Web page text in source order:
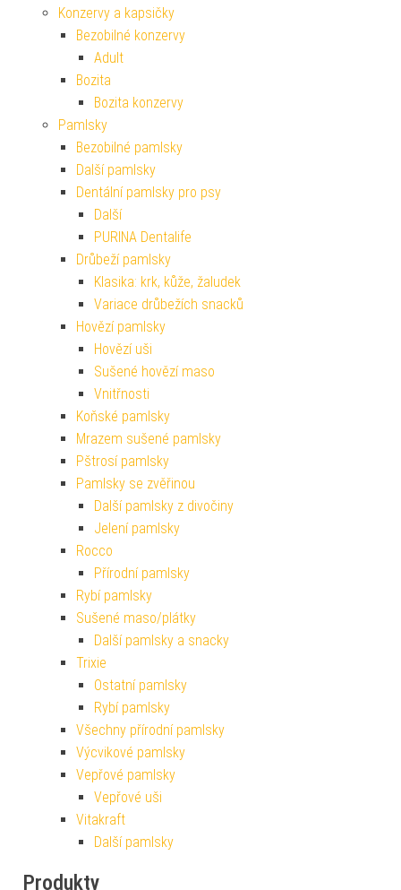
Konzervy a kapsičky
Bezobilné konzervy
Adult
Bozita
Bozita konzervy
Pamlsky
Bezobilné pamlsky
Další pamlsky
Dentální pamlsky pro psy
Další
PURINA Dentalife
Drůbeží pamlsky
Klasika: krk, kůže, žaludek
Variace drůbežích snacků
Hovězí pamlsky
Hovězí uši
Sušené hovězí maso
Vnitřnosti
Koňské pamlsky
Mrazem sušené pamlsky
Pštrosí pamlsky
Pamlsky se zvěřinou
Další pamlsky z divočiny
Jelení pamlsky
Rocco
Přírodní pamlsky
Rybí pamlsky
Sušené maso/plátky
Další pamlsky a snacky
Trixie
Ostatní pamlsky
Rybí pamlsky
Všechny přírodní pamlsky
Výcvikové pamlsky
Vepřové pamlsky
Vepřové uši
Vitakraft
Další pamlsky
Produkty